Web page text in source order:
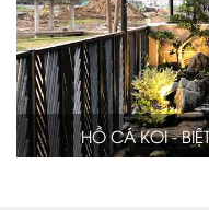
HỒ CÁ KOI -